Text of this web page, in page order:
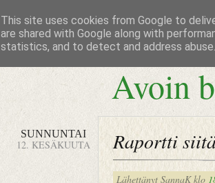
Avoin
SUNNUNTAI
12. KESÄKUUTA Raportti
Lähettänyt SannaK klo
This site uses cookies from Google to
are shared with Google along with
statistics, and to detect and address abuse.